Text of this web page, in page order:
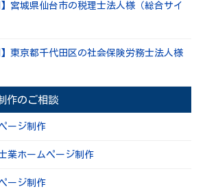
】宮城県仙台市の税理士法人様（総合サイ
】東京都千代田区の社会保険労務士法人様
作のご相談
ージ制作
業ホームページ制作
ージ制作